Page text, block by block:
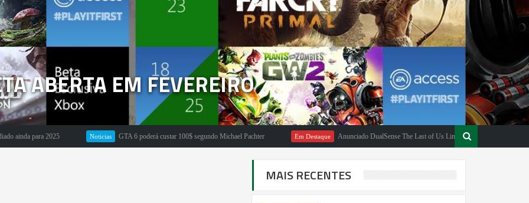
ABERTA EM FEVEREIRO
2025 GTA 6 poderá custar 100$ segundo Michael Pachter Em Destaque Anunciado DualSense The Last of Us Limited Edition
MAIS RECENTES